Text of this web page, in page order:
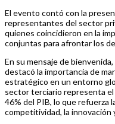
El evento contó con la
representantes del sector
quienes coincidieron en la
conjuntas para afrontar los
En su mensaje de
destacó la importancia de
estratégico en un entorno
sector terciario representa el
46% del PIB, lo que refuerza
competitividad, la innovación